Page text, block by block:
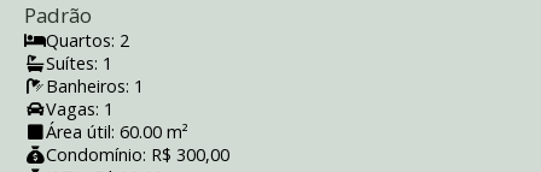
Padrão
Quartos: 2
Suítes: 1
Banheiros: 1
Vagas: 1
Área útil: 60.00 m²
Condomínio: R$ 300,00